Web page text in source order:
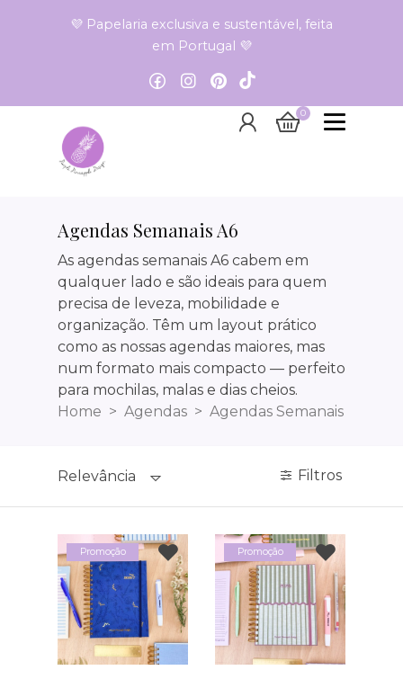
💜 Papelaria exclusiva e sustentável, feita
em Portugal 💜
0
Agendas Semanais A6
Agendas Semanais
As agendas semanais A6 cabem em
qualquer lado e são ideais para quem
precisa de leveza, mobilidade e
organização. Têm um layout prático
como as nossas agendas maiores, mas
num formato mais compacto — perfeito
para mochilas, malas e dias cheios.
Home
Agendas Agendas Semanais
Relevância Filtros
Promoção Promoção